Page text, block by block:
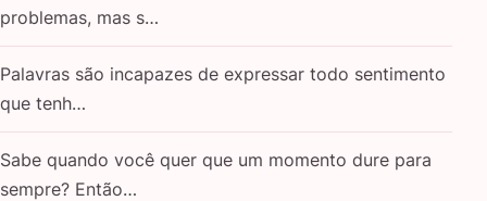
problemas, mas s…
Palavras são incapazes de expressar todo sentimento
que tenh…
Sabe quando você quer que um momento dure para
sempre? Então…